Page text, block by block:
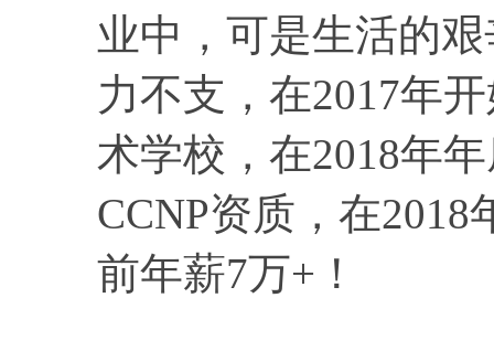
业中，可是生活的
力不支，在2017年
术学校，在2018年
CCNP资质，在
前年薪7万+！